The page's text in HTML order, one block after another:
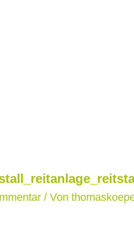
/ Von